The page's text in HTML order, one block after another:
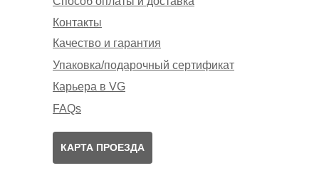
Контакты
КАРТА ПРОЕЗДА
Упаковка/подарочный сертификат
FAQs
Карьера в VG
Качество и гарантия